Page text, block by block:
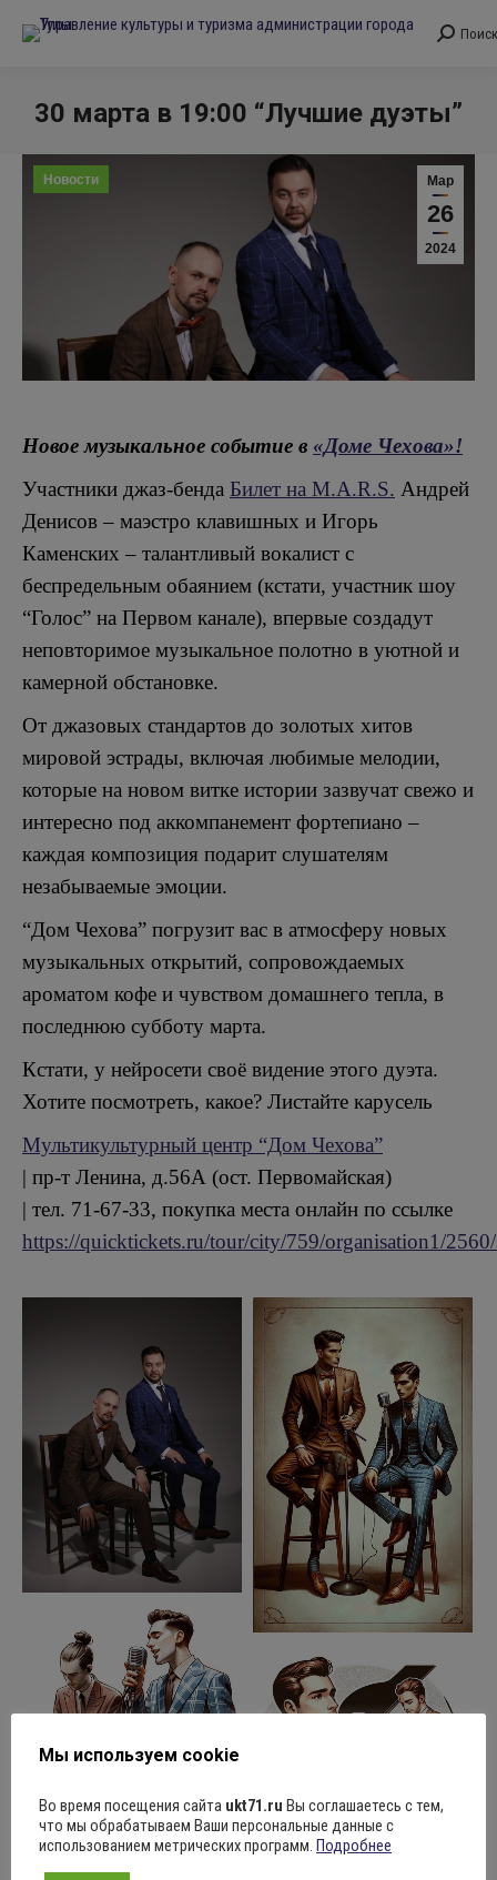
Поиск:
Поиск
30 марта в 19:00 “Лучшие дуэты”
Мар
26
2024
Новости
Новое музыкальное событие в «Доме Чехова»!
Участники джаз-бенда Билет на M.A.R.S. Андрей
Денисов – маэстро клавишных и Игорь
Каменских – талантливый вокалист с
беспредельным обаянием (кстати, участник шоу
“Голос” на Первом канале), впервые создадут
неповторимое музыкальное полотно в уютной и
камерной обстановке.
От джазовых стандартов до золотых хитов
мировой эстрады, включая любимые мелодии,
которые на новом витке истории зазвучат свежо и
интересно под аккомпанемент фортепиано –
каждая композиция подарит слушателям
незабываемые эмоции.
“Дом Чехова” погрузит вас в атмосферу новых
музыкальных открытий, сопровождаемых
ароматом кофе и чувством домашнего тепла, в
последнюю субботу марта.
Кстати, у нейросети своё видение этого дуэта.
Хотите посмотреть, какое? Листайте карусель
Мультикультурный центр “Дом Чехова”
| пр-т Ленина, д.56А (ост. Первомайская)
| тел. 71-67-33, покупка места онлайн по ссылке
https://quicktickets.ru/tour/city/759/organisation1/
Мы используем cookie
Во время посещения сайта ukt71.ru Вы соглашаетесь с тем,
что мы обрабатываем Ваши персональные данные с
использованием метрических программ. Подробнее